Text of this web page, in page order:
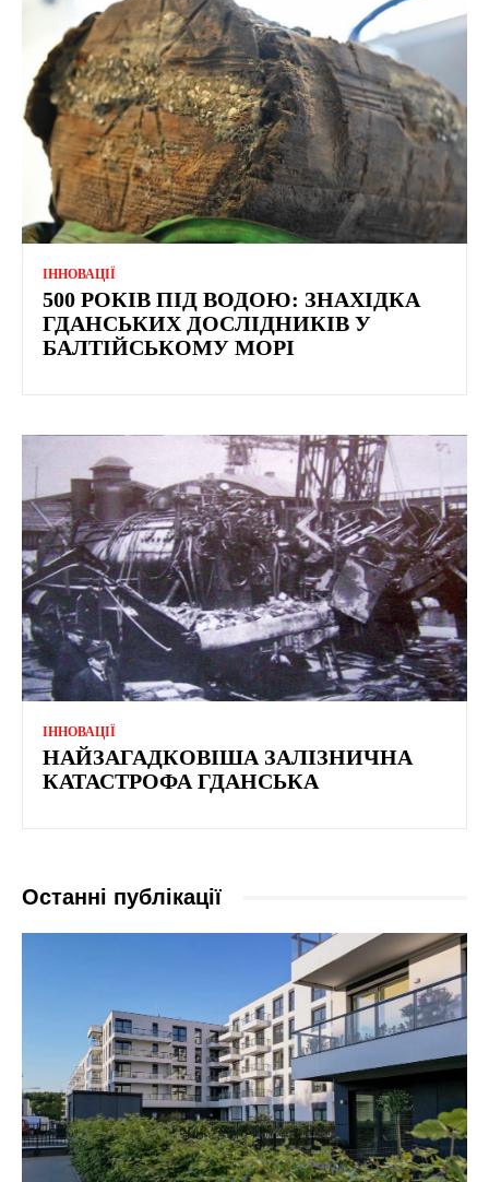
ІННОВАЦІЇ
500 РОКІВ ПІД ВОДОЮ: ЗНАХІДКА
ГДАНСЬКИХ ДОСЛІДНИКІВ У
БАЛТІЙСЬКОМУ МОРІ
ІННОВАЦІЇ
НАЙЗАГАДКОВІША ЗАЛІЗНИЧНА
КАТАСТРОФА ГДАНСЬКА
Останні публікації